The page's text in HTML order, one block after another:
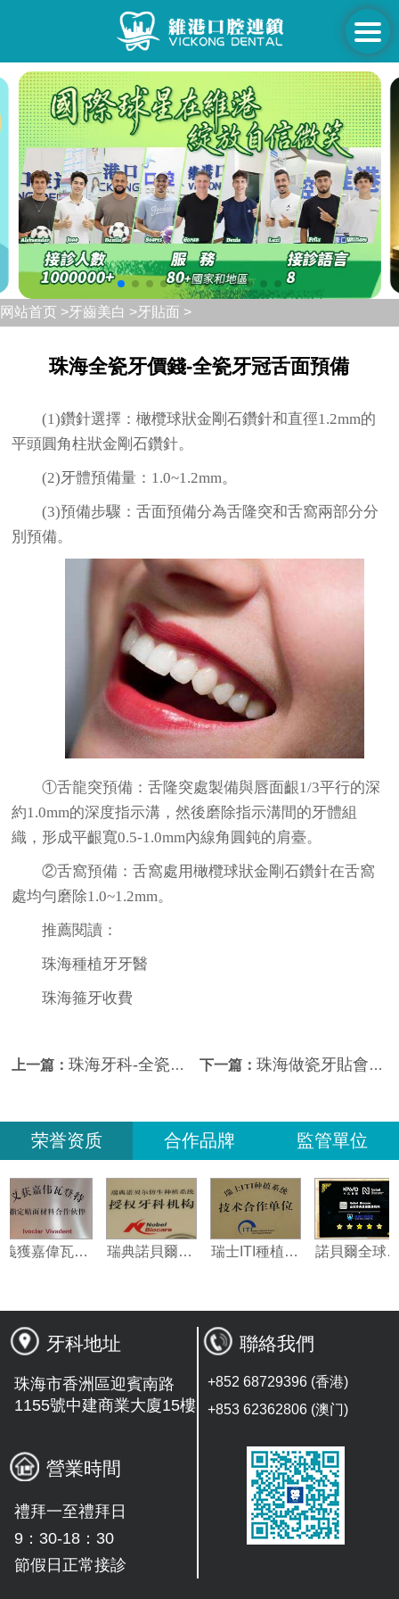
网站首页 >牙齒美白 >牙貼面 >
珠海全瓷牙價錢-全瓷牙冠舌面預備
(1)鑽針選擇：橄欖球狀金剛石鑽針和直徑1.2mm的
平頭圓角柱狀金剛石鑽針。
(2)牙體預備量：1.0~1.2mm。
(3)預備步驟：舌面預備分為舌隆突和舌窩兩部分分
別預備。
①舌龍突預備：舌隆突處製備與唇面齦1/3平行的深
約1.0mm的深度指示溝，然後磨除指示溝間的牙體組
織，形成平齦寬0.5-1.0mm內線角圓鈍的肩臺。
②舌窩預備：舌窩處用橄欖球狀金剛石鑽針在舌窩
處均勻磨除1.0~1.2mm。
推薦閱讀：
珠海種植牙牙醫
珠海箍牙收費
上一篇：珠海牙科-全瓷冠的牙體預備 下一篇： 珠海做瓷牙貼會唔會容易脫落？
荣誉资质 合作品牌 監管單位
義獲嘉偉瓦特登指定合作夥伴 瑞典諾貝爾種植系統授權機構 瑞士ITI種植系統技術合作單位
牙科地址
珠海市香洲區迎賓南路
1155號中建商業大廈15樓
營業時間
禮拜一至禮拜日
9：30-18：30
節假日正常接診
聯絡我們
+852 68729396 (香港)
+853 62362806 (澳门)